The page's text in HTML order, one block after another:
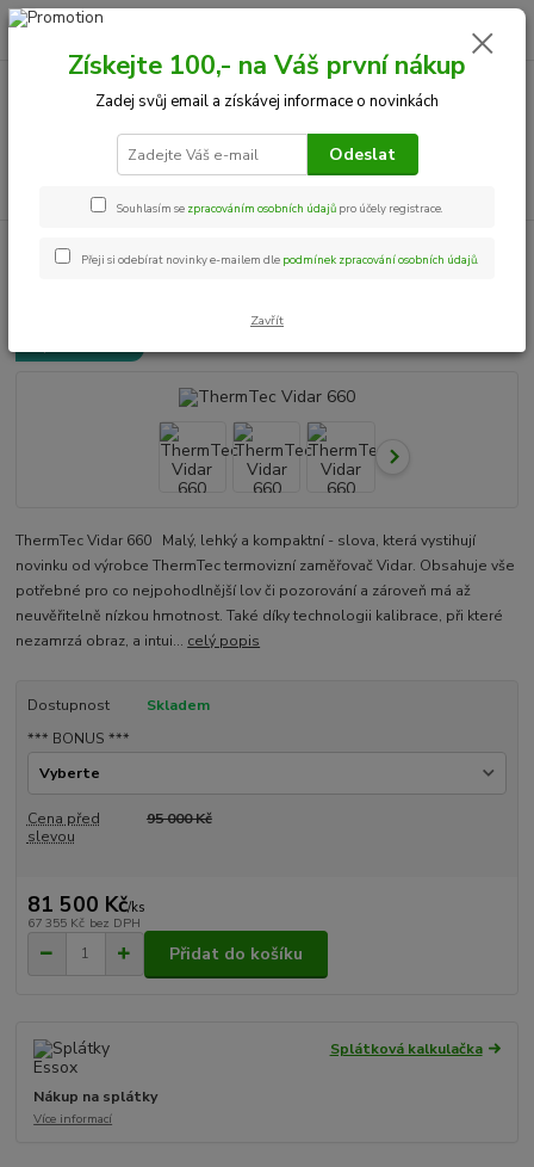
+420 534 534 863
0,00 Kč
ThermTec Vidar 660 Malý, lehký a kompaktní - slova, která vystihují
novinku od výrobce ThermTec termovizní zaměřovač Vidar. Obsahuje vše
potřebné pro co nejpohodlnější lov či pozorování a zároveň má až
neuvěřitelně nízkou hmotnost. Také díky technologii kalibrace, při které
nezamrzá obraz, a intui... celý popis
Dostupnost
Skladem
*** BONUS ***
Cena před
slevou
95 000 Kč
81 500 Kč/ks
67 355 Kč bez DPH
Přidat do košíku
Splátková kalkulačka
Nákup na splátky
Více informací
Získejte 100,- na Váš první nákup
Zadej svůj email a získávej informace o novinkách
Odeslat
Souhlasím se zpracováním osobních údajů pro účely registrace.
Přeji si odebírat novinky e-mailem dle podmínek zpracování osobních údajů.
Zavřít